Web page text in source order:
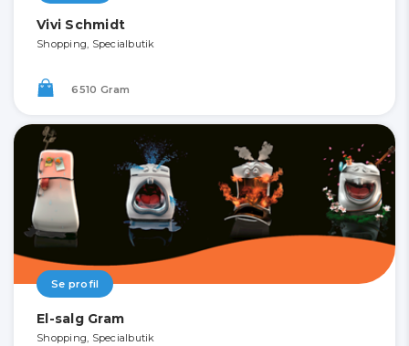
Vivi Schmidt
Shopping, Specialbutik
6510 Gram
Se profil
El-salg Gram
Shopping, Specialbutik